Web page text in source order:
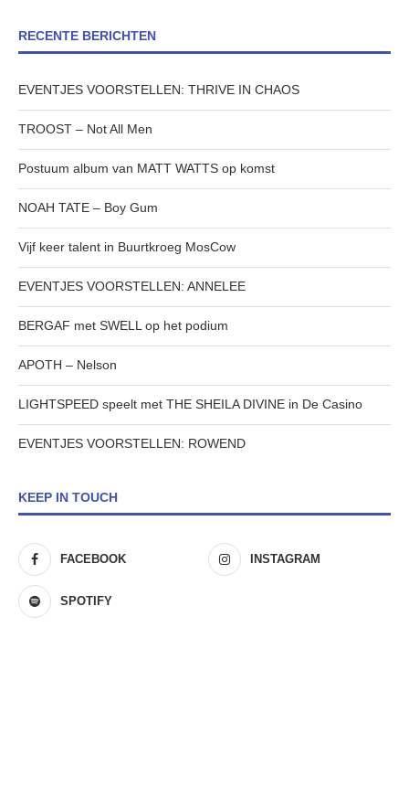
RECENTE BERICHTEN
EVENTJES VOORSTELLEN: THRIVE IN CHAOS
TROOST – Not All Men
Postuum album van MATT WATTS op komst
NOAH TATE – Boy Gum
Vijf keer talent in Buurtkroeg MosCow
EVENTJES VOORSTELLEN: ANNELEE
BERGAF met SWELL op het podium
APOTH – Nelson
LIGHTSPEED speelt met THE SHEILA DIVINE in De Casino
EVENTJES VOORSTELLEN: ROWEND
KEEP IN TOUCH
FACEBOOK INSTAGRAM
SPOTIFY